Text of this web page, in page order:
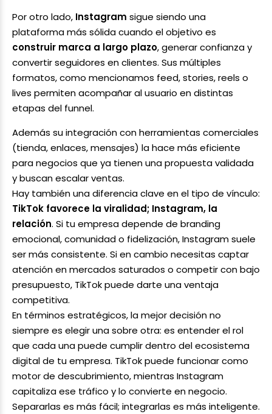
Por otro lado, Instagram sigue siendo una
plataforma más sólida cuando el objetivo es
construir marca a largo plazo, generar confianza y
convertir seguidores en clientes. Sus múltiples
formatos, como mencionamos feed, stories, reels o
lives permiten acompañar al usuario en distintas
etapas del funnel.
Además su integración con herramientas comerciales
(tienda, enlaces, mensajes) la hace más eficiente
para negocios que ya tienen una propuesta validada
y buscan escalar ventas.
Hay también una diferencia clave en el tipo de vínculo:
TikTok favorece la viralidad; Instagram, la
relación. Si tu empresa depende de branding
emocional, comunidad o fidelización, Instagram suele
ser más consistente. Si en cambio necesitas captar
atención en mercados saturados o competir con bajo
presupuesto, TikTok puede darte una ventaja
competitiva.
En términos estratégicos, la mejor decisión no
siempre es elegir una sobre otra: es entender el rol
que cada una puede cumplir dentro del ecosistema
digital de tu empresa. TikTok puede funcionar como
motor de descubrimiento, mientras Instagram
capitaliza ese tráfico y lo convierte en negocio.
Separarlas es más fácil; integrarlas es más inteligente.